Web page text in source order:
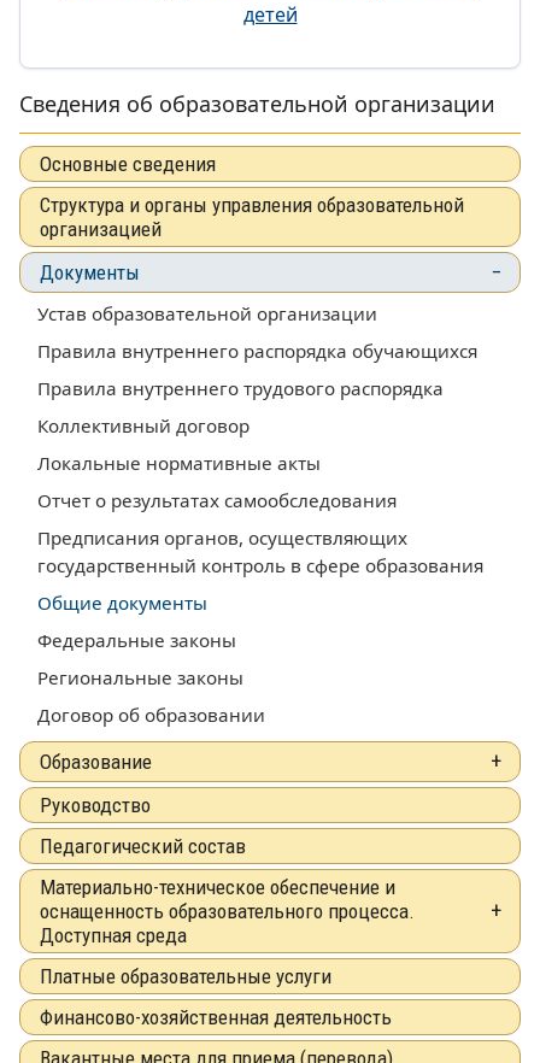
детей
Сведения об образовательной организации
Основные сведения
Структура и органы управления образовательной
организацией
Документы
Устав образовательной организации
Правила внутреннего распорядка обучающихся
Правила внутреннего трудового распорядка
Коллективный договор
Локальные нормативные акты
Отчет о результатах самообследования
Предписания органов, осуществляющих
государственный контроль в сфере образования
Общие документы
Федеральные законы
Региональные законы
Договор об образовании
Образование
Руководство
Педагогический состав
Материально-техническое обеспечение и
оснащенность образовательного процесса.
Доступная среда
Платные образовательные услуги
Финансово-хозяйственная деятельность
Вакантные места для приема (перевода)